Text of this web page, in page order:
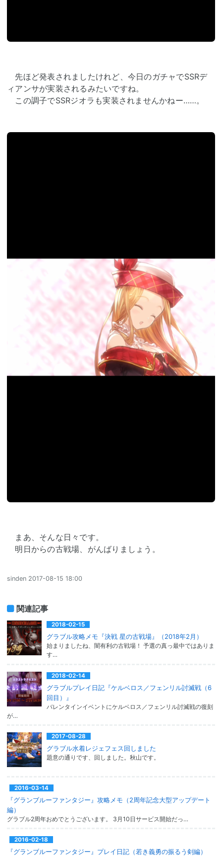
先ほど発表されましたけれど、今日のガチャでSSRデ
ィアンサが実装されるみたいですね。
この調子でSSRジオラも実装されませんかねー……。
まあ、そんな日々です。
明日からの古戦場、がんばりましょう。
sinden 2017-08-15 18:00
関連記事
2018-02-15
グラブル攻略メモ『決戦 星の古戦場』（2018年2月）
始まりましたね、闇有利の古戦場！ 予選の真っ最中ではありま
す…
2018-02-14
グラブルプレイ日記『ケルベロス／フェンリル討滅戦（6
回目）』
バレンタインイベントにケルベロス／フェンリル討滅戦の復刻
が…
2017-08-28
グラブル水着レジェフェス回しました
題意の通りです、回しました。秋山です。
2016-03-14
『グランブルーファンタジー』攻略メモ（2周年記念大型アップデート
編）
グラブル2周年おめでとうございます。 3月10日サービス開始だっ…
2016-02-18
『グランブルーファンタジー』プレイ日記（若き義勇の振るう剣編）